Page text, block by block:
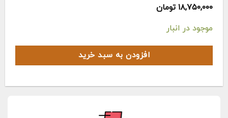
۱۸,۷۵۰,۰۰۰ تومان
موجود در انبار
افزودن به سبد خرید